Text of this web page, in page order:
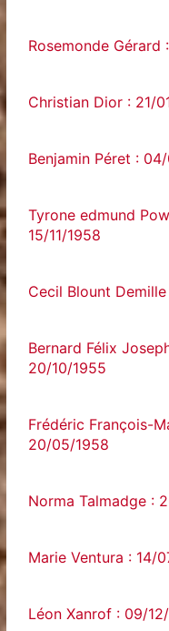
Rosemonde
Christian Dior : 21/
Benjamin Péret :
Tyrone edmund
15/11/1958
Cecil Blount
Bernard Félix
20/10/1955
Frédéric François-
20/05/1958
Norma Talmadge :
Marie Ventura : 14/
Léon Xanrof : 09/